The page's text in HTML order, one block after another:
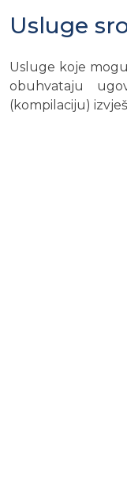
Usluge
Usluge koje
obuhvataju
(kompilaciju)